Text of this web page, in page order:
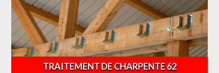
TRAITEMENT DE CHARPENTE 62